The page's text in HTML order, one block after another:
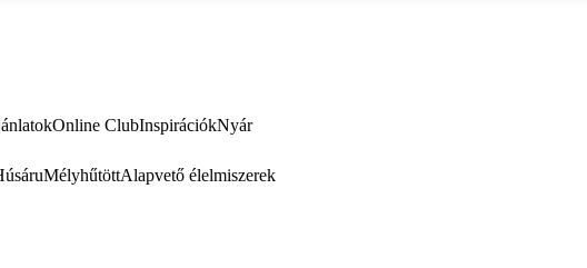
Online ClubInspirációkNyár
MélyhűtöttAlapvető élelmiszerek